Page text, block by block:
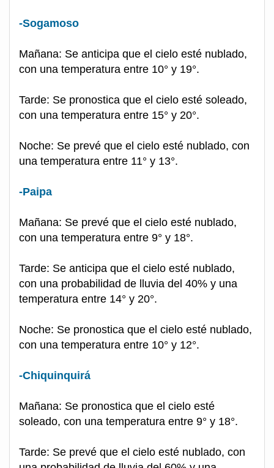
-Sogamoso
Mañana: Se anticipa que el cielo esté nublado,
con una temperatura entre 10° y 19°.
Tarde: Se pronostica que el cielo esté soleado,
con una temperatura entre 15° y 20°.
Noche: Se prevé que el cielo esté nublado, con
una temperatura entre 11° y 13°.
-Paipa
Mañana: Se prevé que el cielo esté nublado,
con una temperatura entre 9° y 18°.
Tarde: Se anticipa que el cielo esté nublado,
con una probabilidad de lluvia del 40% y una
temperatura entre 14° y 20°.
Noche: Se pronostica que el cielo esté nublado,
con una temperatura entre 10° y 12°.
-Chiquinquirá
Mañana: Se pronostica que el cielo esté
soleado, con una temperatura entre 9° y 18°.
Tarde: Se prevé que el cielo esté nublado, con